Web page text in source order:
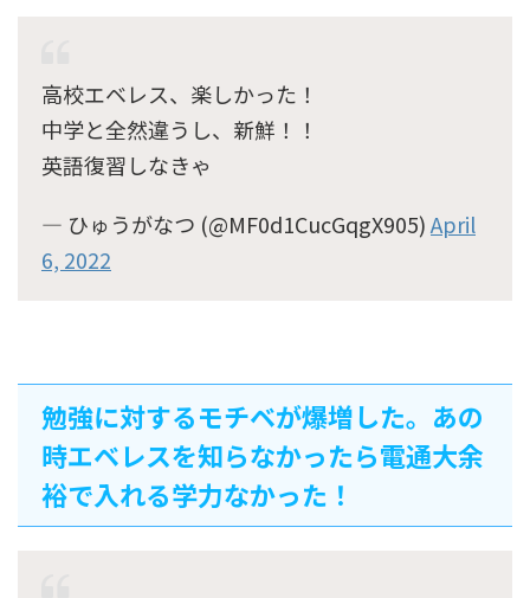
高校エベレス、楽しかった！
中学と全然違うし、新鮮！！
英語復習しなきゃ
— ひゅうがなつ (@MF0d1CucGqgX905)April
6, 2022
勉強に対するモチベが爆増した。あの
時エベレスを知らなかったら電通大余
裕で入れる学力なかった！